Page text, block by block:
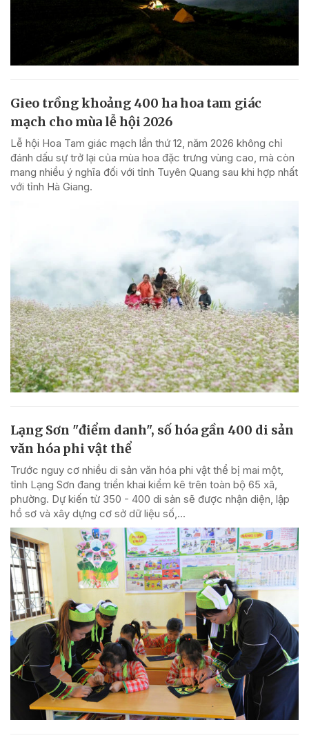
Gieo trồng khoảng 400 ha hoa tam giác
mạch cho mùa lễ hội 2026
Lễ hội Hoa Tam giác mạch lần thứ 12, năm 2026 không chỉ
đánh dấu sự trở lại của mùa hoa đặc trưng vùng cao, mà còn
mang nhiều ý nghĩa đối với tỉnh Tuyên Quang sau khi hợp nhất
với tỉnh Hà Giang.
Lạng Sơn "điểm danh", số hóa gần 400 di sản
văn hóa phi vật thể
Trước nguy cơ nhiều di sản văn hóa phi vật thể bị mai một,
tỉnh Lạng Sơn đang triển khai kiểm kê trên toàn bộ 65 xã,
phường. Dự kiến từ 350 - 400 di sản sẽ được nhận diện, lập
hồ sơ và xây dựng cơ sở dữ liệu số,...